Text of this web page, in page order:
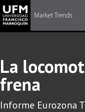
La
frena
Informe Eurozona